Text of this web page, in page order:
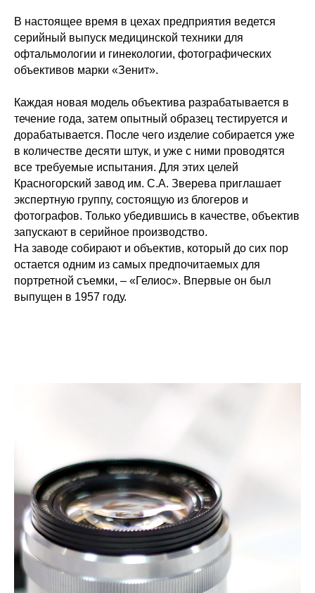
В настоящее время в цехах предприятия ведется
серийный выпуск медицинской техники для
офтальмологии и гинекологии, фотографических
объективов марки «Зенит».
Каждая новая модель объектива разрабатывается в
течение года, затем опытный образец тестируется и
дорабатывается. После чего изделие собирается уже
в количестве десяти штук, и уже с ними проводятся
все требуемые испытания. Для этих целей
Красногорский завод им. С.А. Зверева приглашает
экспертную группу, состоящую из блогеров и
фотографов. Только убедившись в качестве, объектив
запускают в серийное производство.
На заводе собирают и объектив, который до сих пор
остается одним из самых предпочитаемых для
портретной съемки, – «Гелиос». Впервые он был
выпущен в 1957 году.